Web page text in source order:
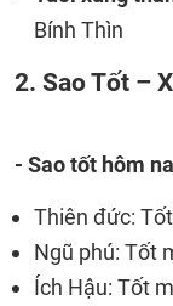
Bính Thìn
2. Sao Tốt –
- Sao tốt hôm
Thiên đức:
Ngũ phú: Tốt
Ích Hậu: Tốt